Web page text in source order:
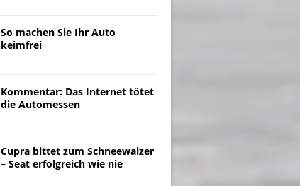
So machen Sie Ihr Auto
keimfrei
Kommentar: Das Internet tötet
die Automessen
Cupra bittet zum Schneewalzer
– Seat erfolgreich wie nie